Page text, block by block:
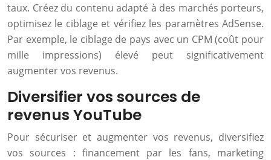
taux. Créez du contenu adapté à des marchés porteurs,
optimisez le ciblage et vérifiez les paramètres AdSense.
Par exemple, le ciblage de pays avec un CPM (coût pour
mille impressions) élevé peut significativement
augmenter vos revenus.
Diversifier vos sources de
revenus YouTube
Pour sécuriser et augmenter vos revenus, diversifiez
vos sources : financement par les fans, marketing